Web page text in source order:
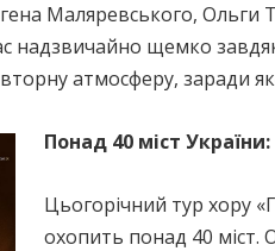
Маляревського, Ольги
надзвичайно щемко
атмосферу, заради
Понад 40 міст
Цьогорічний тур хору
охопить понад 40 міст.